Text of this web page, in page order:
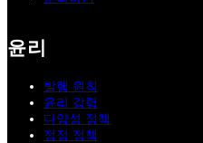
윤리
발행 원칙
윤리 강령
다양성 정책
정정 정책